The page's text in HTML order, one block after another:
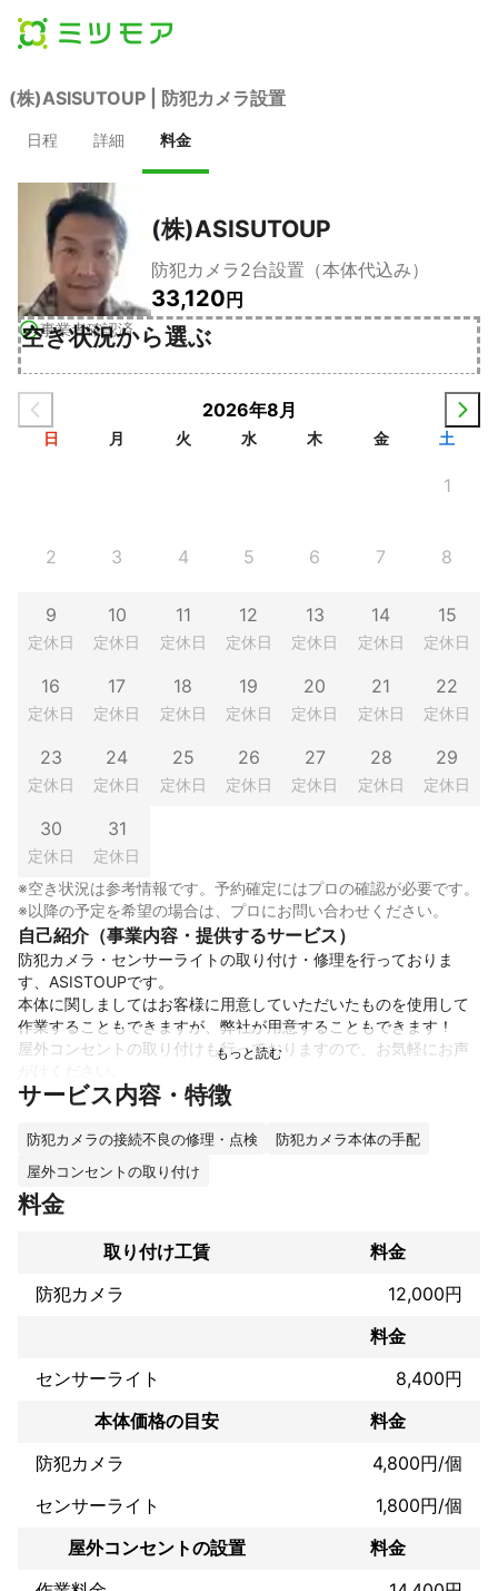
(株)ASISUTOUP | 防犯カメラ設置
日程 詳細 料金
事業者確認済
(株)ASISUTOUP
防犯カメラ2台設置（本体代込み）
33,120 円
空き状況から選ぶ
2026年8月
日 月 火 水 木 金 土
1
2 3 4 5 6 7 8
9
定休日
10
定休日
11
定休日
12
定休日
13
定休日
14
定休日
15
定休日
16
定休日
17
定休日
18
定休日
19
定休日
20
定休日
21
定休日
22
定休日
23
定休日
24
定休日
25
定休日
26
定休日
27
定休日
28
定休日
29
定休日
30
定休日
31
定休日
※空き状況は参考情報です。予約確定にはプロの確認が必要です。
※以降の予定を希望の場合は、プロにお問い合わせください。
自己紹介（事業内容・提供するサービス）
防犯カメラ・センサーライトの取り付け・修理を行っておりま
す、ASISTOUPです。
本体に関しましてはお客様に用意していただいたものを使用して
作業することもできますが、弊社が用意することもできます！
屋外コンセントの取り付けも行っておりますので、お気軽にお声
また弊社は防犯カメラの接続不良の点検・修理もおこなっており
おりますので、是非お任せください。
これまでの実績
量販店に10年位受注がありお陰さまで夏は忙しくさせて頂いてい
アピールポイント
ています。
金額は、お客様が納得出来て私共も利益がありWIN &WINであれ
ば良いと思っています。
よろしくお願いします🙇‍♂️
サービス内容・特徴
防犯カメラの接続不良の修理・点検
防犯カメラ本体の手配
屋外コンセントの取り付け
料金
取り付け工賃
料金
防犯カメラ
12,000円
料金
センサーライト
8,400円
本体価格の目安
料金
防犯カメラ
4,800円/個
センサーライト
1,800円/個
屋外コンセントの設置
料金